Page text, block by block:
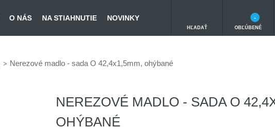
O NÁS NA STIAHNUTIE NOVINKY
HĽADAŤ OBĽÚBENÉ
-
Nerezové madlo - sada O 42,4x1,5mm, ohýbané
NEREZOVÉ MADLO - SADA O
OHÝBANÉ